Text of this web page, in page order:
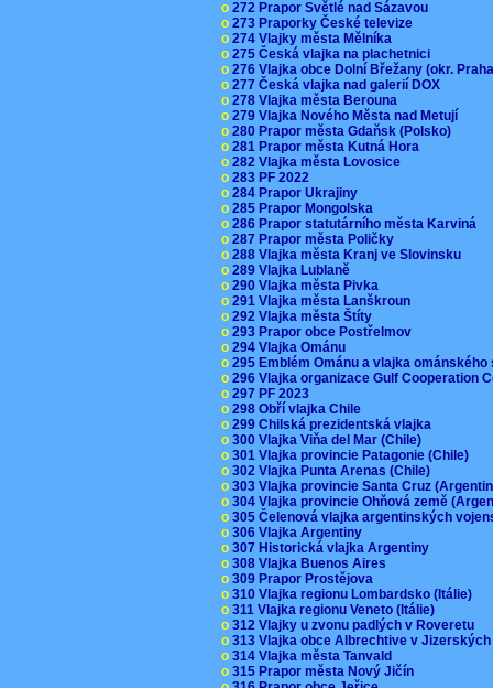
o 272 Prapor Světlé nad Sázavou
o 273 Praporky České televize
o 274 Vlajky města Mělníka
o 275 Česká vlajka na plachetnici
o 276 Vlajka obce Dolní Břežany (okr.
o 277 Česká vlajka nad galerií DOX
o 278 Vlajka města Berouna
o 279 Vlajka Nového Města nad Metují
o 280 Prapor města Gdaňsk (Polsko)
o 281 Prapor města Kutná Hora
o 282 Vlajka města Lovosice
o 283 PF 2022
o 284 Prapor Ukrajiny
o 285 Prapor Mongolska
o 286 Prapor statutárního města Karviná
o 287 Prapor města Poličky
o 288 Vlajka města Kranj ve Slovinsku
o 289 Vlajka Lublaně
o 290 Vlajka města Pivka
o 291 Vlajka města Lanškroun
o 292 Vlajka města Štíty
o 293 Prapor obce Postřelmov
o 294 Vlajka Ománu
o 295 Emblém Ománu a vlajka
o 296 Vlajka organizace Gulf Cooperation
o 297 PF 2023
o 298 Obří vlajka Chile
o 299 Chilská prezidentská vlajka
o 300 Vlajka Viňa del Mar (Chile)
o 301 Vlajka provincie Patagonie (Chile)
o 302 Vlajka Punta Arenas (Chile)
o 303 Vlajka provincie Santa Cruz
o 304 Vlajka provincie Ohňová země
o 305 Čelenová vlajka argentinských
o 306 Vlajka Argentiny
o 307 Historická vlajka Argentiny
o 308 Vlajka Buenos Aires
o 309 Prapor Prostějova
o 310 Vlajka regionu Lombardsko (Itálie)
o 311 Vlajka regionu Veneto (Itálie)
o 312 Vlajky u zvonu padlých v Roveretu
o 313 Vlajka obce Albrechtive v
o 314 Vlajka města Tanvald
o 315 Prapor města Nový Jičín